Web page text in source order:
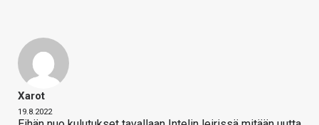
Xarot
19.8.2022